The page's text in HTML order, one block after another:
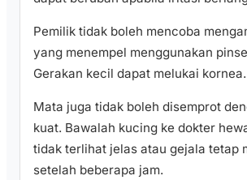
Pemilik tidak boleh mencoba
yang menempel menggunakan
Gerakan kecil dapat melukai kornea.
Mata juga tidak boleh disemprot
kuat. Bawalah kucing ke dokter
tidak terlihat jelas atau gejala tetap
setelah beberapa jam.